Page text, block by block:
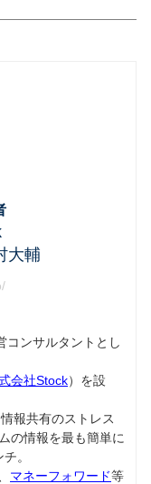
大輔
コンサルタントとし
会社Stock）を設
報共有のストレス
の情報を最も簡単に
。
マネーフォワード等